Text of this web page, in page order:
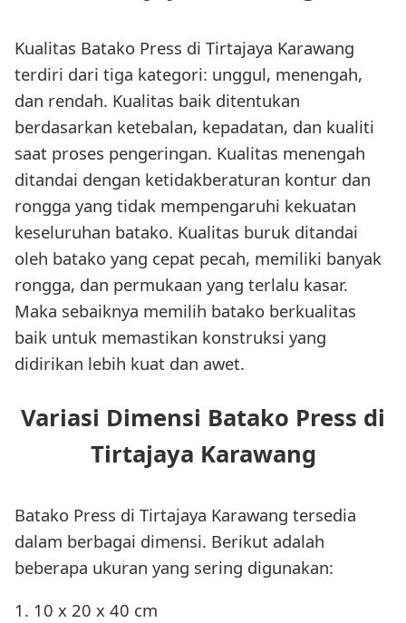
Kualitas Batako Press di Tirtajaya Karawang
terdiri dari tiga kategori: unggul, menengah,
dan rendah. Kualitas baik ditentukan
berdasarkan ketebalan, kepadatan, dan kualiti
saat proses pengeringan. Kualitas menengah
ditandai dengan ketidakberaturan kontur dan
rongga yang tidak mempengaruhi kekuatan
keseluruhan batako. Kualitas buruk ditandai
oleh batako yang cepat pecah, memiliki banyak
rongga, dan permukaan yang terlalu kasar.
Maka sebaiknya memilih batako berkualitas
baik untuk memastikan konstruksi yang
didirikan lebih kuat dan awet.
Variasi Dimensi Batako Press di
Tirtajaya Karawang
Batako Press di Tirtajaya Karawang tersedia
dalam berbagai dimensi. Berikut adalah
beberapa ukuran yang sering digunakan:
1. 10 x 20 x 40 cm